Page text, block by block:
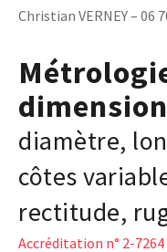
Christian VERNEY – 06
diamètre,
côtes
rectitude,
Accréditation n° 2-7264